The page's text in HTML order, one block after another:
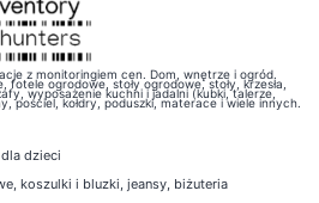
z monitoringiem cen. Dom, wnętrze i ogród.
fotele ogrodowe, stoły ogrodowe, stoły, krzesła,
wyposażenie kuchni i jadalni (kubki, talerze,
pościel, kołdry, poduszki, materace i wiele innych.
dzieci
, koszulki i bluzki, jeansy, biżuteria